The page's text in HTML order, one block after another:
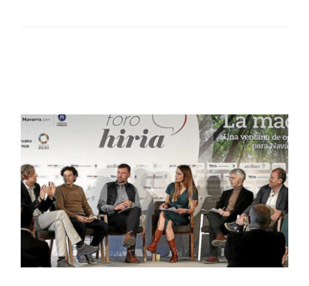
Ver
imagen
más
grande